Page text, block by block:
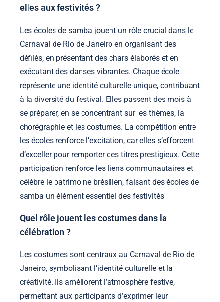
elles aux festivités ?
Les écoles de samba jouent un rôle crucial dans le
Carnaval de Rio de Janeiro en organisant des
défilés, en présentant des chars élaborés et en
exécutant des danses vibrantes. Chaque école
représente une identité culturelle unique, contribuant
à la diversité du festival. Elles passent des mois à
se préparer, en se concentrant sur les thèmes, la
chorégraphie et les costumes. La compétition entre
les écoles renforce l’excitation, car elles s’efforcent
d’exceller pour remporter des titres prestigieux. Cette
participation renforce les liens communautaires et
célèbre le patrimoine brésilien, faisant des écoles de
samba un élément essentiel des festivités.
Quel rôle jouent les costumes dans la
célébration ?
Les costumes sont centraux au Carnaval de Rio de
Janeiro, symbolisant l’identité culturelle et la
créativité. Ils améliorent l’atmosphère festive,
permettant aux participants d’exprimer leur